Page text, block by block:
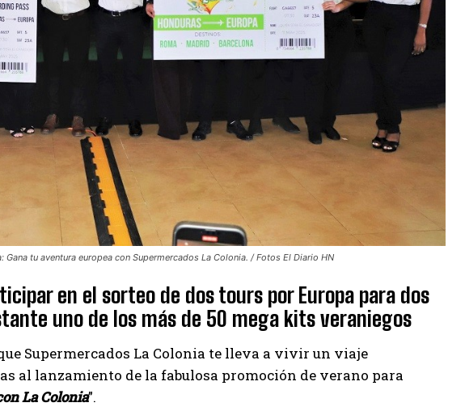
tu aventura europea con Supermercados La Colonia. / Fotos El Diario HN
en el sorteo de dos tours por Europa para dos
uno de los más de 50 mega kits veraniegos
Supermercados La Colonia te lleva a vivir un viaje
al lanzamiento de la fabulosa promoción de verano para
La Colonia”.